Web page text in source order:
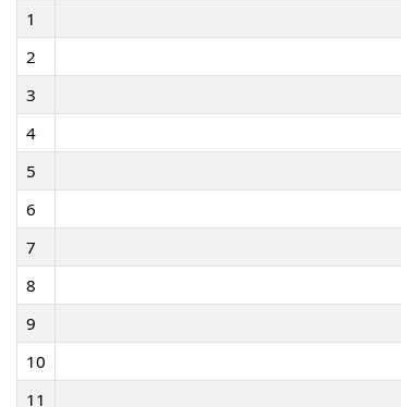
1
2
3
4
5
6
7
8
9
10
11